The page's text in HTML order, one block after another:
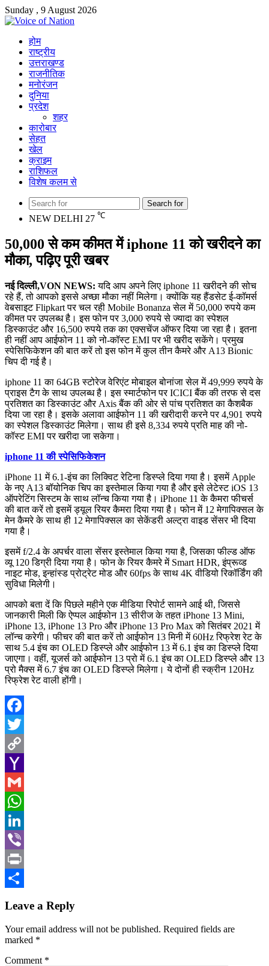
Sunday , 9 August 2026
होम
राष्ट्रीय
उत्तराखण्ड
राजनीतिक
मनोरंजन
दुनिया
प्रदेश
शहर
कारोबार
सेहत
खेल
क्राइम
राशिफल
विशेष कलम से
Search for
NEW DELHI 27 ℃
50,000 से कम कीमत में iphone 11 को खरीदने का
मौका, पढ़िए पूरी खबर
नई दिल्ली,VON NEWS: यदि आप अपने लिए iphone 11 खरीदने की सोच
रहे हैं, तो आपको इससे अच्छा मौका नहीं मिलेगा। क्योंकि यह हैंडसेट ई-कॉमर्स
वेबसाइट Flipkart पर चल रही Mobile Bonanza सेल में 50,000 रुपये कम
कीमत पर उपलब्ध है। इस फोन पर 3,000 रुपये से ज्यादा का स्पेशल
डिस्काउंट और 16,500 रुपये तक का एक्सचेंज ऑफर दिया जा रहा है। इतना
ही नहीं आप आईफोन 11 को नो-कॉस्ट EMI पर भी खरीद सकेंगे। प्रमुख
स्पेसिफिकेशन की बात करें तो इस फोन में कुल तीन कैमरे और A13 Bionic
चिप दी गई है।
iphone 11 का 64GB स्टोरेज वेरिएंट मोबाइल बोनांजा सेल में 49,999 रुपये के
प्राइस टैग के साथ उपलब्ध है। इस स्मार्टफोन पर ICICI बैंक की तरफ से दस
प्रतिशत का डिस्काउंट और Axis बैंक की ओर से पांच प्रतिशत का कैशबैक
दिया जा रहा है। इसके अलावा आईफोन 11 की खरीदारी करने पर 4,901 रुपये
का स्पेशल डिस्काउंट मिलेगा। साथ ही इसे 8,334 रुपये प्रति माह की नो-
कॉस्ट EMI पर खरीदा जा सकेगा।
iphone 11 की स्पेसिफिकेशन
iPhone 11 में 6.1-इंच का लिक्विट रेटिना डिस्प्ले दिया गया है। इसमें Apple
के नए A13 बॉयोनिक चिप का इस्तेमाल किया गया है और इसे लेटेस्ट iOS 13
ऑपरेटिंग सिस्टम के साथ लॉन्च किया गया है। iPhone 11 के कैमरा फीचर्स
की बात करें तो इसमें ड्यूल रियर कैमरा दिया गया है। फोन में 12 मेगापिक्सल के
मेन कैमरे के साथ ही 12 मेगापिक्सल का सेकेंडरी अल्ट्रा वाइड सेंसर भी दिया
गया है।
इसमें f/2.4 के अपर्चर वाला सेंसर इस्तेमाल किया गया है, जिसका फील्ड ऑफ
व्यू 120 डिग्री दिया गया है। फोन के रियर कैमरे में Smart HDR, इंप्रूव्ड
नाइट मोड, इन्हांस्ड प्रोट्रेट मोड और 60fps के साथ 4K वीडियो रिकॉर्डिंग की
सुविधा मिलेगी।
आपको बता दें कि पिछले महीने एक मीडिया रिपोर्ट सामने आई थी, जिससे
जानकारी मिली कि ऐप्पल आईफोन 13 सीरीज के तहत iPhone 13 Mini,
iPhone 13, iPhone 13 Pro और iPhone 13 Pro Max को सितंबर 2021 में
लॉन्च करेगी। फीचर की बात करें तो आईफोन 13 मिनी में 60Hz रिफ्रेश रेट के
साथ 5.4 इंच का OLED डिस्प्ले और आईफोन 13 में 6.1 इंच का डिस्प्ले दिया
जाएगा। वहीं, यूजर्स को आईफोन 13 प्रो में 6.1 इंच का OLED डिस्प्ले और 13
प्रो मैक्स में 6.7 इंच का OLED डिस्प्ले मिलेगा। ये दोनों ही स्क्रीन 120Hz
रिफ्रेश रेट वाली होंगी।
Facebook
Twitter
Copy
Link
Yahoo
Mail
Gmail
WhatsApp
LinkedIn
Viber
Print
Leave a Reply
Your email address will not be published. Required fields are
marked *
Comment *